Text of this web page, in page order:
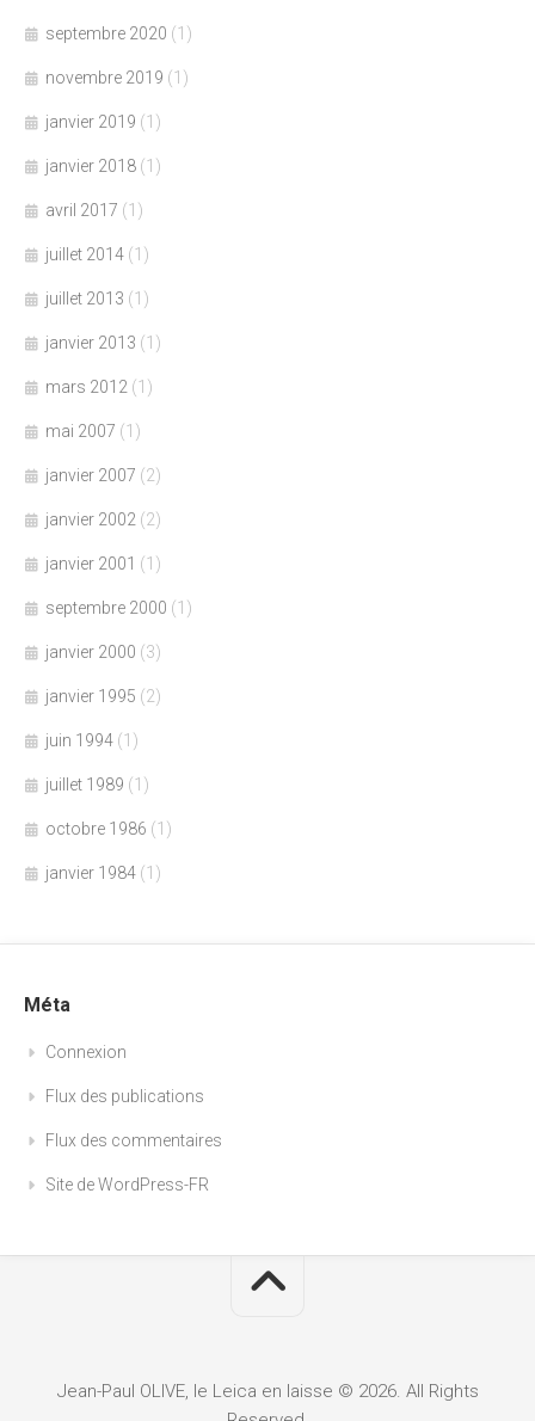
septembre 2020 (1)
novembre 2019 (1)
janvier 2019 (1)
janvier 2018 (1)
avril 2017 (1)
juillet 2014 (1)
juillet 2013 (1)
janvier 2013 (1)
mars 2012 (1)
mai 2007 (1)
janvier 2007 (2)
janvier 2002 (2)
janvier 2001 (1)
septembre 2000 (1)
janvier 2000 (3)
janvier 1995 (2)
juin 1994 (1)
juillet 1989 (1)
octobre 1986 (1)
janvier 1984 (1)
Méta
Connexion
Flux des publications
Flux des commentaires
Site de WordPress-FR
Jean-Paul OLIVE, le Leica en laisse © 2026. All Rights